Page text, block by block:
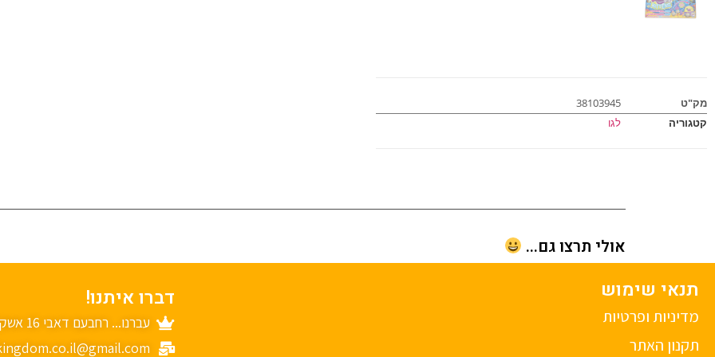
מק"ט
38103945
קטגוריה
לגו
אולי תרצו גם...
תנאי שימוש
מדיניות ופרטיות
תקנון האתר
דברו איתנו!
עברנו... רחבעם דאבי 16 אשקלון